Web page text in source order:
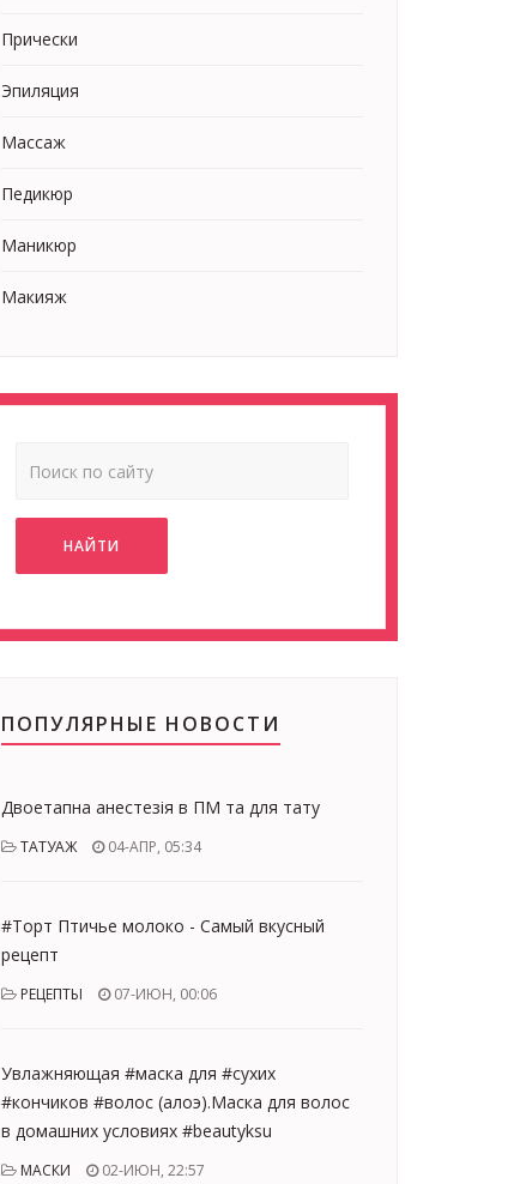
Прически
Эпиляция
Массаж
Педикюр
Маникюр
Макияж
НАЙТИ
ПОПУЛЯРНЫЕ НОВОСТИ
Двоетапна анестезія в ПМ та для тату
ТАТУАЖ 04-АПР, 05:34
#Торт Птичье молоко - Самый вкусный
рецепт
РЕЦЕПТЫ 07-ИЮН, 00:06
Увлажняющая #маска для #сухих
#кончиков #волос (алоэ).Маска для волос
в домашних условиях #beautyksu
МАСКИ 02-ИЮН, 22:57